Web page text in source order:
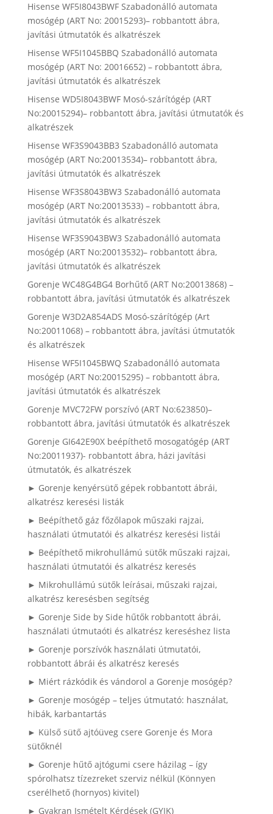
Hisense WF5I8043BWF Szabadonálló automata
mosógép (ART No: 20015293)– robbantott ábra,
javítási útmutatók és alkatrészek
Hisense WF5I1045BBQ Szabadonálló automata
mosógép (ART No: 20016652) – robbantott ábra,
javítási útmutatók és alkatrészek
Hisense WD5I8043BWF Mosó-szárítógép (ART
No:20015294)– robbantott ábra, javítási útmutatók és
alkatrészek
Hisense WF3S9043BB3 Szabadonálló automata
mosógép (ART No:20013534)– robbantott ábra,
javítási útmutatók és alkatrészek
Hisense WF3S8043BW3 Szabadonálló automata
mosógép (ART No:20013533) – robbantott ábra,
javítási útmutatók és alkatrészek
Hisense WF3S9043BW3 Szabadonálló automata
mosógép (ART No:20013532)– robbantott ábra,
javítási útmutatók és alkatrészek
Gorenje WC48G4BG4 Borhűtő (ART No:20013868) –
robbantott ábra, javítási útmutatók és alkatrészek
Gorenje W3D2A854ADS Mosó-szárítógép (Art
No:20011068) – robbantott ábra, javítási útmutatók
és alkatrészek
Hisense WF5I1045BWQ Szabadonálló automata
mosógép (ART No:20015295) – robbantott ábra,
javítási útmutatók és alkatrészek
Gorenje MVC72FW porszívó (ART No:623850)–
robbantott ábra, javítási útmutatók és alkatrészek
Gorenje GI642E90X beépíthető mosogatógép (ART
No:20011937)- robbantott ábra, házi javítási
útmutatók, és alkatrészek
► Gorenje kenyérsütő gépek robbantott ábrái,
alkatrész keresési listák
► Beépíthető gáz főzőlapok műszaki rajzai,
használati útmutatói és alkatrész keresési listái
► Beépíthető mikrohullámú sütők műszaki rajzai,
használati útmutatói és alkatrész keresés
► Mikrohullámú sütők leírásai, műszaki rajzai,
alkatrész keresésben segítség
► Gorenje Side by Side hűtők robbantott ábrái,
használati útmutaóti és alkatrész kereséshez lista
► Gorenje porszívók használati útmutatói,
robbantott ábrái és alkatrész keresés
► Miért rázkódik és vándorol a Gorenje mosógép?
► Gorenje mosógép – teljes útmutató: használat,
hibák, karbantartás
► Külső sütő ajtóüveg csere Gorenje és Mora
sütőknél
► Gorenje hűtő ajtógumi csere házilag – így
spórolhatsz tízezreket szerviz nélkül (Könnyen
cserélhető (hornyos) kivitel)
► Gyakran Ismételt Kérdések (GYIK)